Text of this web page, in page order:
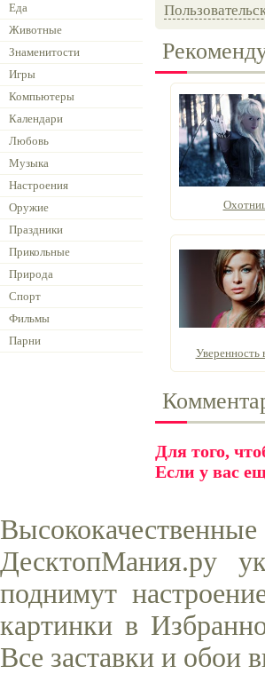
Еда
Животные
Знаменитости
Игры
Компьютеры
Календари
Любовь
Музыка
Настроения
Оружие
Праздники
Прикольные
Природа
Спорт
Фильмы
Парни
Уверенность
Для того,
Если у вас
ДесктопМания.ру
поднимут
картинки в
Все заставки и обои